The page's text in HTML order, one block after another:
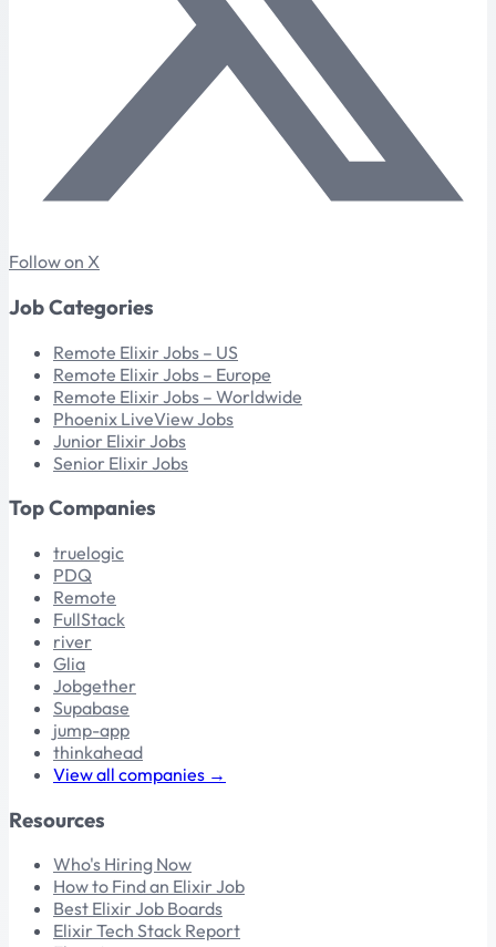
Follow on X
Job Categories
Remote Elixir Jobs – US
Remote Elixir Jobs – Europe
Remote Elixir Jobs – Worldwide
Phoenix LiveView Jobs
Junior Elixir Jobs
Senior Elixir Jobs
Top Companies
truelogic
PDQ
Remote
FullStack
river
Glia
Jobgether
Supabase
jump-app
thinkahead
View all companies →
Resources
Who's Hiring Now
How to Find an Elixir Job
Best Elixir Job Boards
Elixir Tech Stack Report